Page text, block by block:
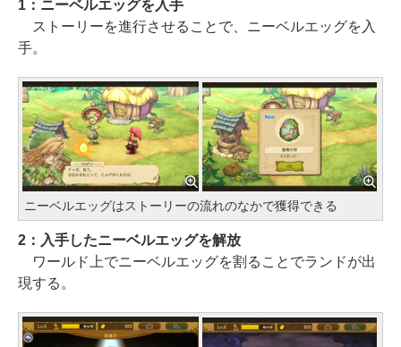
1：ニーベルエッグを入手
ストーリーを進行させることで、ニーベルエッグを入
手。
ニーベルエッグはストーリーの流れのなかで獲得できる
2：入手したニーベルエッグを解放
ワールド上でニーベルエッグを割ることでランドが出
現する。